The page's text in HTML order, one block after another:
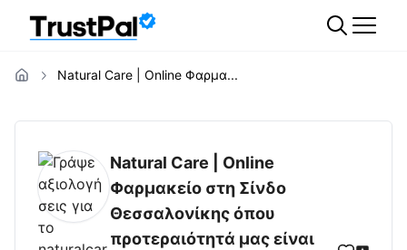
Natural Care | Online Φαρμα...
naturalcare.grΑξιολογήσεις | Δες
Natural Care | Online
Φαρμακείο στη Σίνδο
Θεσσαλονίκης όπου
προτεραιότητά μας είναι